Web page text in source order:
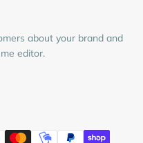
about your brand and
editor.